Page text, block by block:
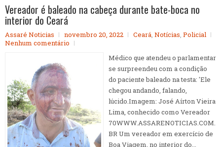
Vereador é baleado na cabeça durante bate-boca no
interior do Ceará
Assaré Noticias novembro 20, 2022 Ceará, Notícias, Policial
Nenhum comentário
Médico que atendeu o parlamentar
se surpreendeu com a condição
do paciente baleado na testa: 'Ele
chegou andando, falando,
lúcido.Imagem: José Aírton Vieira
Lima, conhecido como Vereador
70WWW.ASSARENOTICIAS.COM.
BR Um vereador em exercício de
Boa Viagem, no interior do...